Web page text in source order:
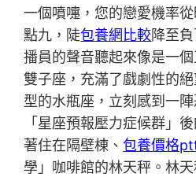
一個噴嚏，您的戀愛機率
點九，陡包養網比較降至
播員的聲音聽起來像是一
雙子座，充滿了戲劇性的
型的水瓶座，立刻感到一
「星座預報壓力症候群」
著住在隔壁棟、包養價格
學」咖啡館的林天秤。林